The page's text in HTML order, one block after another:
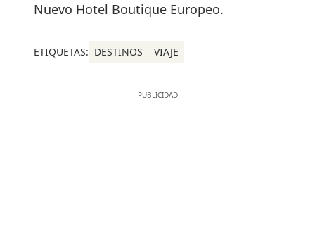
Nuevo Hotel Boutique Europeo.
ETIQUETAS: DESTINOS VIAJE